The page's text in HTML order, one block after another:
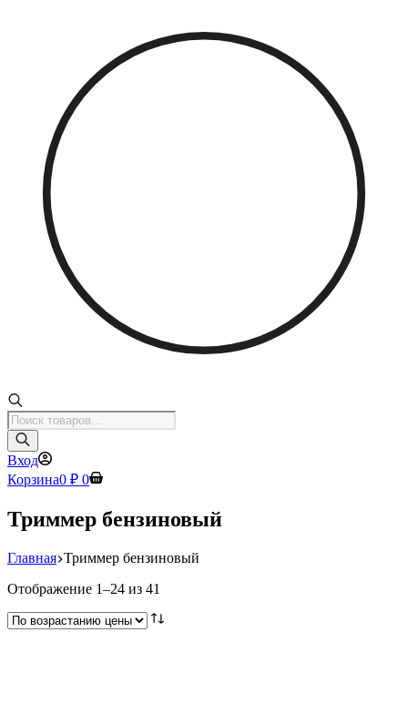
Поиск
товаров
Вход
Корзина0 ₽ 0
Триммер бензиновый
Главная Триммер бензиновый
Отображение 1–24 из 41
возрастанию